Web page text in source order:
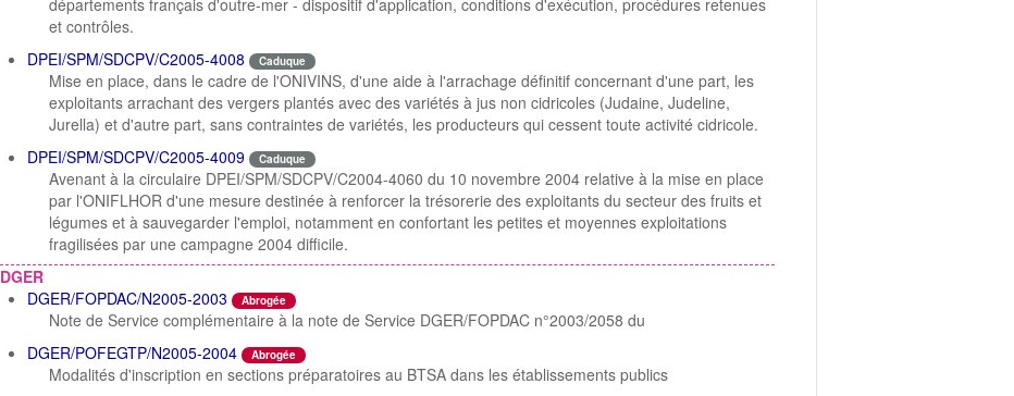
départements français d'outre-mer - dispositif d'application, conditions d'exécution, procédures retenues
et contrôles.
DPEI/SPM/SDCPV/C2005-4008
Caduque
Mise en place, dans le cadre de l'ONIVINS, d'une aide à l'arrachage définitif concernant d'une part, les
exploitants arrachant des vergers plantés avec des variétés à jus non cidricoles (Judaine, Judeline,
Jurella) et d'autre part, sans contraintes de variétés, les producteurs qui cessent toute activité cidricole.
DPEI/SPM/SDCPV/C2005-4009
Caduque
Avenant à la circulaire DPEI/SPM/SDCPV/C2004-4060 du 10 novembre 2004 relative à la mise en place
par l'ONIFLHOR d'une mesure destinée à renforcer la trésorerie des exploitants du secteur des fruits et
légumes et à sauvegarder l'emploi, notamment en confortant les petites et moyennes exploitations
fragilisées par une campagne 2004 difficile.
DGER
DGER/FOPDAC/N2005-2003
Abrogée
Note de Service complémentaire à la note de Service DGER/FOPDAC n°2003/2058 du
DGER/POFEGTP/N2005-2004
Abrogée
Modalités d'inscription en sections préparatoires au BTSA dans les établissements publics